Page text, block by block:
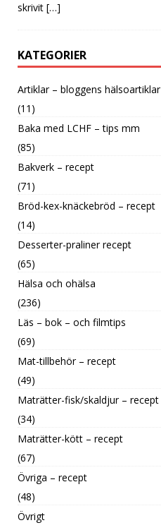
skrivit […]
KATEGORIER
Artiklar – bloggens hälsoartiklar
(11)
Baka med LCHF – tips mm
(85)
Bakverk – recept
(71)
Bröd-kex-knäckebröd – recept
(14)
Desserter-praliner recept
(65)
Hälsa och ohälsa
(236)
Läs – bok – och filmtips
(69)
Mat-tillbehör – recept
(49)
Maträtter-fisk/skaldjur – recept
(34)
Maträtter-kött – recept
(67)
Övriga – recept
(48)
Övrigt